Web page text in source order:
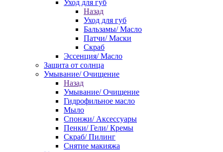
Уход для губ
Назад
Уход для губ
Бальзамы/ Масло
Патчи/ Маски
Скраб
Эссенция/ Масло
Защита от солнца
Умывание/ Очищение
Назад
Умывание/ Очищение
Гидрофильное масло
Мыло
Спонжи/ Аксессуары
Пенки/ Гели/ Кремы
Скраб/ Пилинг
Снятие макияжа